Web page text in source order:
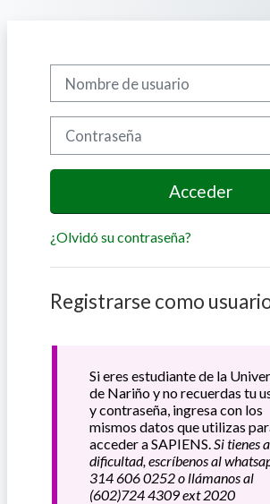
Acceder
¿Olvidó su contraseña?
Registrarse como
Si eres estudiante de la
de Nariño y no recuerdas tu
y contraseña, ingresa con los
mismos datos que utilizas
acceder a SAPIENS.Si tienes
dificultad, escríbenos al
314 606 0252 o llámanos al
(602)724 4309 ext 2020